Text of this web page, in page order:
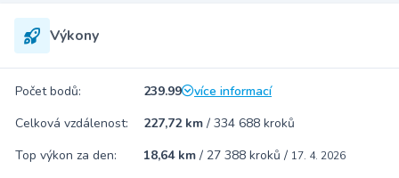
Výkony
Počet bodů: 239.99
více informací
Celková vzdálenost:
227,72 km / 334 688 kroků
Top výkon za den:
18,64 km / 27 388 kroků / 17. 4. 2026